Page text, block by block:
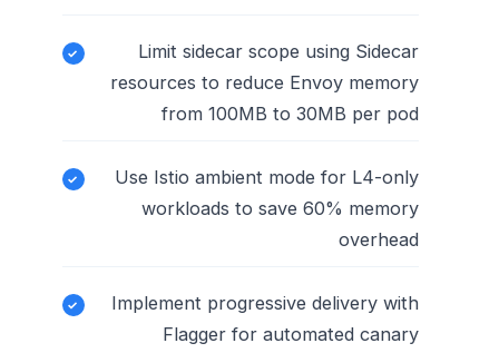
Limit sidecar scope using Sidecar
resources to reduce Envoy memory
from 100MB to 30MB per pod
Use Istio ambient mode for L4-only
workloads to save 60% memory
overhead
Implement progressive delivery with
Flagger for automated canary